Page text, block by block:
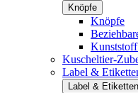
Knöpfe
Knöpfe
Kuscheltier-
Label &
Label & Etiketten